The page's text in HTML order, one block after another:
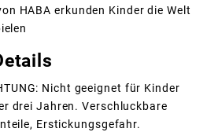
HABA erkunden Kinder die Welt
Nicht geeignet für Kinder
drei Jahren. Verschluckbare
Erstickungsgefahr.